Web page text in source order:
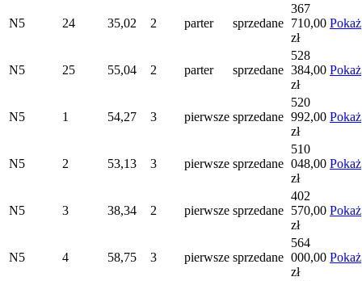
N5 24 35,02 2 parter sprzedane
367
710,00
zł
Pokaż
N5 25 55,04 2 parter sprzedane
528
384,00
zł
Pokaż
N5 1 54,27 3 pierwsze sprzedane
520
992,00
zł
Pokaż
N5 2 53,13 3 pierwsze sprzedane
510
048,00
zł
Pokaż
N5 3 38,34 2 pierwsze sprzedane
402
570,00
zł
Pokaż
N5 4 58,75 3 pierwsze sprzedane
564
000,00
zł
Pokaż